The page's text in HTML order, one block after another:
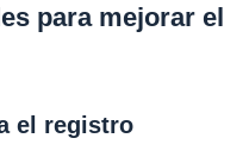
para mejorar el
el registro